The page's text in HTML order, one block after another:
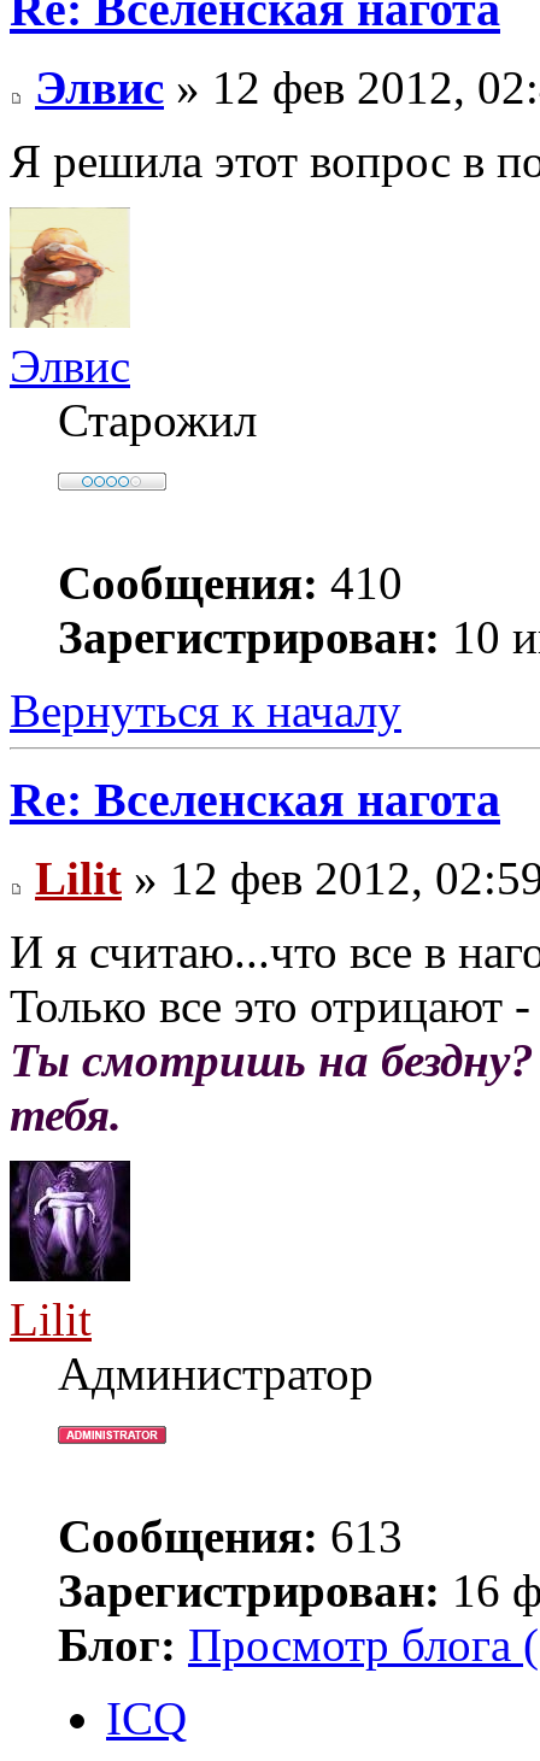
Элвис » 12 фев 2012,
Я решила этот вопрос в
Элвис
Старожил
Сообщения: 410
Зарегистрирован: 10
Вернуться к началу
Re: Вселенская нагота
Lilit » 12 фев 2012,
И я считаю...что все в
Только все это отрицают
Ты смотришь на
тебя.
Lilit
Администратор
Сообщения: 613
Зарегистрирован: 16
Блог: Просмотр блога
ICQ